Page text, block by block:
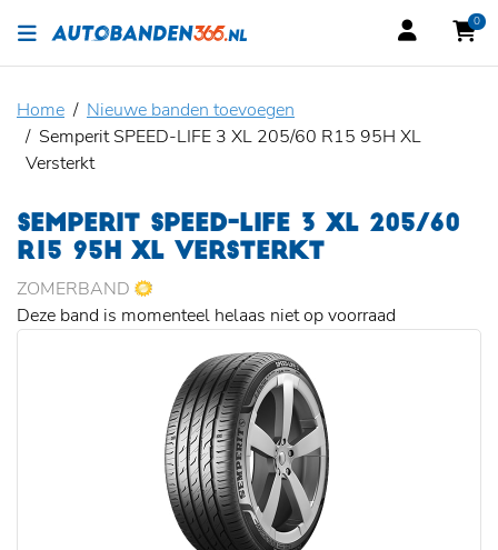
0
Home
Nieuwe banden toevoegen
Semperit SPEED-LIFE 3 XL 205/60 R15 95H XL
Versterkt
SEMPERIT SPEED-LIFE 3 XL 205/60
R15 95H XL VERSTERKT
ZOMERBAND
Deze band is momenteel helaas niet op voorraad